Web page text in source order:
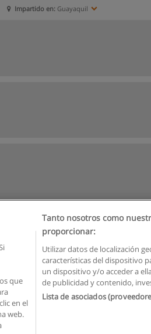
Impartido en: Guayaquil
Privacidad de datos
Business S.L. - CIF : B-95610580: -
que
en el
web.
Tanto nosotros como
proporcionar:
Utilizar datos de localización
características del dispositivo
un dispositivo y/o acceder a
de publicidad y contenido,
Lista de asociados